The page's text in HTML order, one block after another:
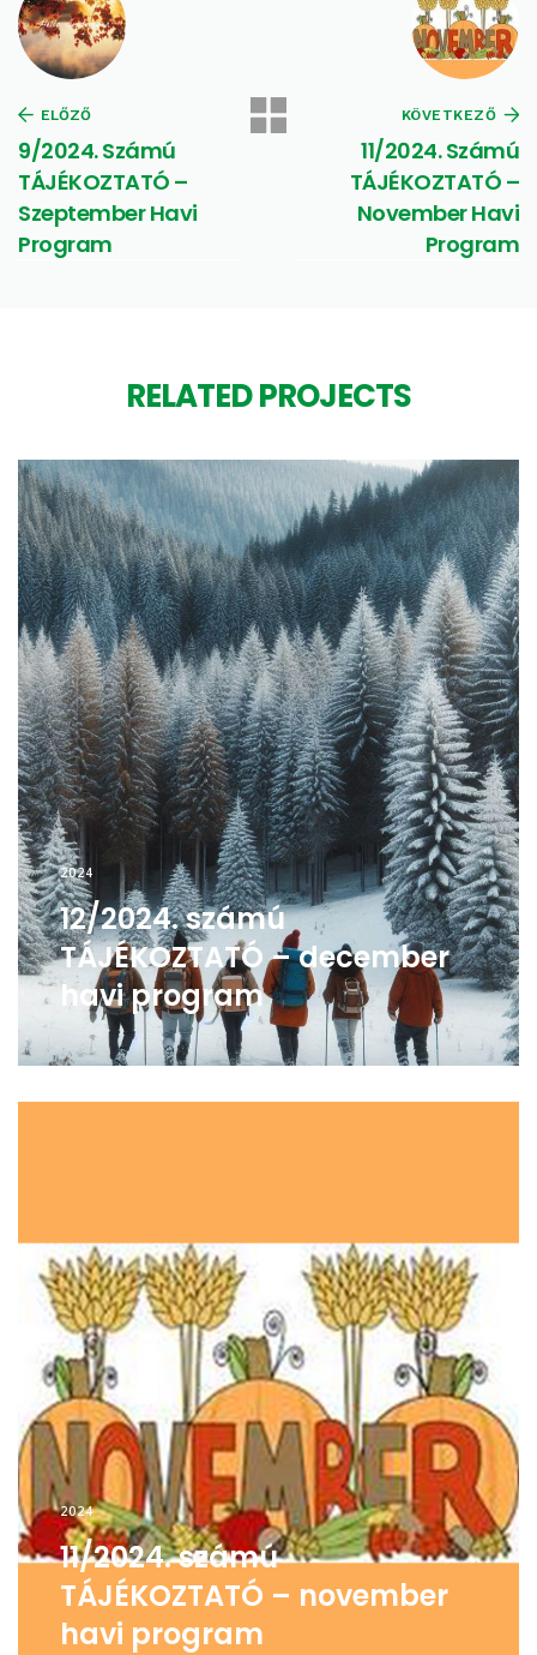
ELŐZŐ
9/2024. Számú
TÁJÉKOZTATÓ –
Szeptember Havi
Program
KÖVETKEZŐ
11/2024. Számú
TÁJÉKOZTATÓ –
November Havi
Program
RELATED PROJECTS
2024
12/2024. számú
TÁJÉKOZTATÓ – december
havi program
2024
11/2024. számú
TÁJÉKOZTATÓ – november
havi program